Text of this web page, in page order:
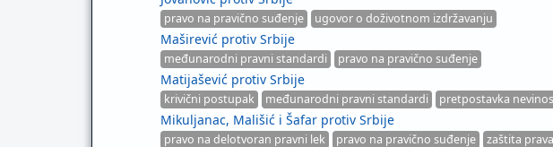
pravo na pravično suđenje ugovor o doživotnom izdržavanju
Maširević protiv Srbije
međunarodni pravni standardi pravo na pravično suđenje
Matijašević protiv Srbije
krivični postupak međunarodni pravni standardi pretpostavka
Mikuljanac, Mališić i Šafar protiv Srbije
pravo na delotvoran pravni lek pravo na pravično suđenje zaštita